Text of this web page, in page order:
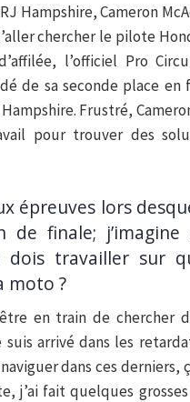
Hampshire, Cameron
chercher le pilote
l’officiel Pro
de sa seconde place
Frustré,
pour trouver des
épreuves lors
finale; j’imagine
dois travailler sur
moto ?
en train de chercher
arrivé dans les
dans ces derniers,
j’ai fait quelques